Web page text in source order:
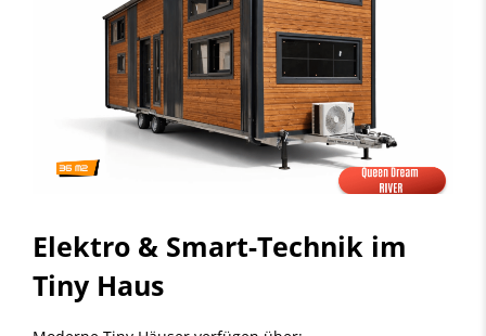
Elektro & Smart-Technik im
Tiny Haus